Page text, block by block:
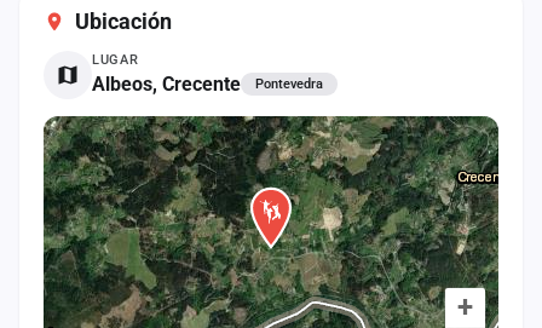
Ubicación
LUGAR
Albeos, Crecente Pontevedra
+